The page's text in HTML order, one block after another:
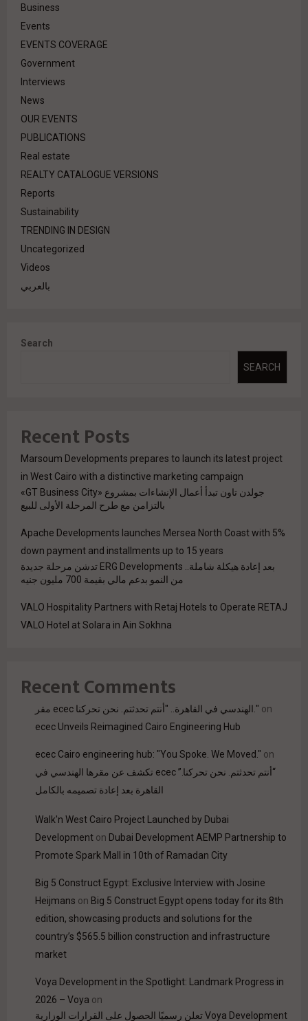
Business
Events
EVENTS COVERAGE
Government
Interviews
News
OUR EVENTS
PUBLICATIONS
Real estate
REALTY CATALOGUE VERSIONS
Reports
Sustainability
TRENDING IN DESIGN
Uncategorized
Videos
بالعربي
Search
SEARCH
Recent Posts
Marsoum Developments prepares to launch its latest project
in West Cairo with a distinctive marketing campaign
جولدن تاون تبدأ أعمال الإنشاءات بمشروع «GT Business City»
بالتزامن مع طرح المرحلة الأولى للبيع
Apache Developments launches Mersea North Coast with 5%
down payment and installments up to 15 years
بعد إعادة هيكلة شاملة.. ERG Developments تدشن مرحلة جديدة
من النمو بدعم مالي بقيمة 700 مليون جنيه
VALO Hospitality Partners with Retaj Hotels to Operate RETAJ
VALO Hotel at Solara in Ain Sokhna
Recent Comments
مقر ecec الهندسي في القاهرة.. "أنتم تحدثتم. نحن تحركنا." on
ecec Unveils Reimagined Cairo Engineering Hub
ecec Cairo engineering hub: "You Spoke. We Moved." on
“أنتم تحدثتم. نحن تحركنا.” ecec تكشف عن مقرها الهندسي في
القاهرة بعد إعادة تصميمه بالكامل
Walk'n West Cairo Project Launched by Dubai
Development on Dubai Development AEMP Partnership to
Promote Spark Mall in 10th of Ramadan City
Big 5 Construct Egypt: Exclusive Interview with Josine
Heijmans on Big 5 Construct Egypt opens today for its 8th
edition, showcasing products and solutions for the
country’s $565.5 billion construction and infrastructure
market
Voya Development in the Spotlight: Landmark Progress in
2026 – Voya on
Voya Development تعلن رسميًا الحصول على القرارات الوزارية